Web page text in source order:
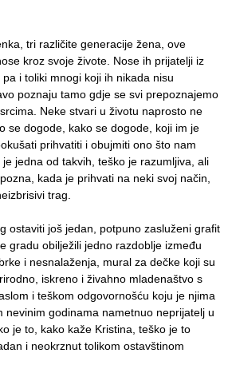
tri različite generacije žena, ove
kroz svoje živote. Nose ih prijatelji iz
i toliki mnogi koji ih nikada nisu
poznaju tamo gdje se svi prepoznajemo
Neke stvari u životu naprosto ne
se dogode, kako se dogode, koji im je
prihvatiti i obujmiti ono što nam
jedna od takvih, teško je razumljiva, ali
kada je prihvati na neki svoj način,
trag.
ostaviti još jedan, potpuno zasluženi grafit
gradu obilježili jedno razdoblje između
i nesnalaženja, mural za dečke koji su
iskreno i živahno mladenaštvo s
i teškom odgovornošću koju je njima
nevinim godinama nametnuo neprijatelj u
je to, kako kaže Kristina, teško je to
i neokrznut tolikom ostavštinom